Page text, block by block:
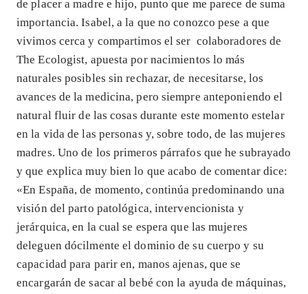
de placer a madre e hijo, punto que me parece de suma
importancia. Isabel, a la que no conozco pese a que
vivimos cerca y compartimos el ser colaboradores de
The Ecologist, apuesta por nacimientos lo más
naturales posibles sin rechazar, de necesitarse, los
avances de la medicina, pero siempre anteponiendo el
natural fluir de las cosas durante este momento estelar
en la vida de las personas y, sobre todo, de las mujeres
madres. Uno de los primeros párrafos que he subrayado
y que explica muy bien lo que acabo de comentar dice:
«En España, de momento, continúa predominando una
visión del parto patológica, intervencionista y
jerárquica, en la cual se espera que las mujeres
deleguen dócilmente el dominio de su cuerpo y su
capacidad para parir en, manos ajenas, que se
encargarán de sacar al bebé con la ayuda de máquinas,